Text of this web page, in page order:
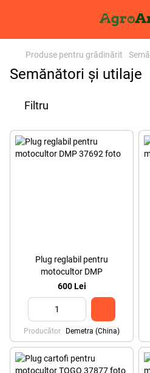
Produse pentru grădinărit
Semănători și utilaje
Filtru
Plug reglabil pentru
motocultor DMP
600 Lei
Producător Demetra (China)